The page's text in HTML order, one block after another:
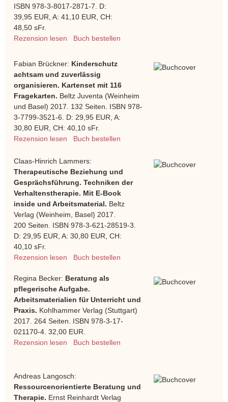
ISBN 978-3-8017-2871-7. D:
39,95 EUR, A: 41,10 EUR, CH:
48,50 sFr.
Rezension lesen
Buch bestellen
Fabian Brückner: Kinderschutz
achtsam und zuverlässig
organisieren. Kartenset mit 116
Fragekarten. Beltz Juventa (Weinheim
und Basel) 2017. 132 Seiten. ISBN 978-
3-7799-3521-6. D: 29,95 EUR, A:
30,80 EUR, CH: 40,10 sFr.
Rezension lesen
Buch bestellen
Claas-Hinrich Lammers:
Therapeutische Beziehung und
Gesprächsführung. Techniken der
Verhaltenstherapie. Mit E-Book
inside und Arbeitsmaterial. Beltz
Verlag (Weinheim, Basel) 2017.
200 Seiten. ISBN 978-3-621-28519-3.
D: 29,95 EUR, A: 30,80 EUR, CH:
40,10 sFr.
Rezension lesen
Buch bestellen
Regina Becker: Beratung als
pflegerische Aufgabe.
Arbeitsmaterialien für Unterricht und
Praxis. Kohlhammer Verlag (Stuttgart)
2017. 264 Seiten. ISBN 978-3-17-
021170-4. 32,00 EUR.
Rezension lesen
Buch bestellen
Andreas Langosch:
Ressourcenorientierte Beratung und
Therapie. Ernst Reinhardt Verlag